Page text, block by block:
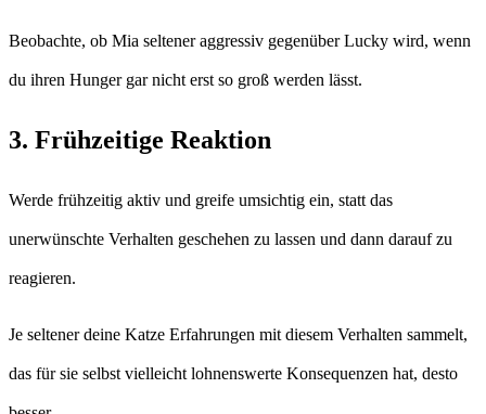
Beobachte, ob Mia seltener aggressiv gegenüber Lucky wird, wenn
du ihren Hunger gar nicht erst so groß werden lässt.
3. Frühzeitige Reaktion
Werde frühzeitig aktiv und greife umsichtig ein, statt das
unerwünschte Verhalten geschehen zu lassen und dann darauf zu
reagieren.
Je seltener deine Katze Erfahrungen mit diesem Verhalten sammelt,
das für sie selbst vielleicht lohnenswerte Konsequenzen hat, desto